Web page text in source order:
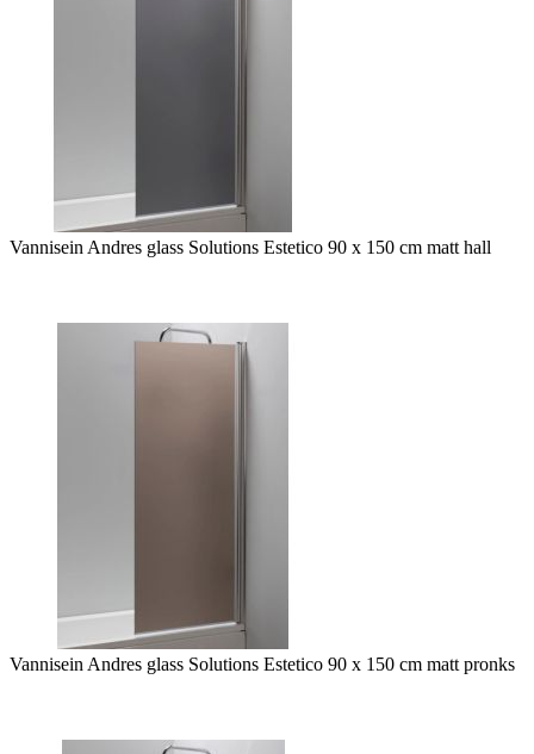
Vannisein Andres glass Solutions Estetico 90 x 150 cm matt hall
Vannisein Andres glass Solutions Estetico 90 x 150 cm matt pronks